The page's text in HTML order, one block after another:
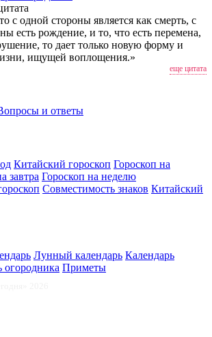
с одной стороны является как смерть, с
есть рождение, и то, что есть перемена,
то дает только новую форму и
ищущей воплощения.»
еще цитата
и ответы
Китайский гороскоп Гороскоп на
завтра Гороскоп на неделю
Совместимость знаков Китайский
Лунный календарь Календарь
огородника Приметы